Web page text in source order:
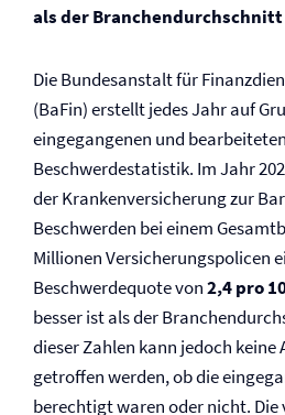
als der Branchendurchschnitt
Die Bundesanstalt für
(BaFin) erstellt jedes Jahr auf
eingegangenen und
Beschwerdestatistik. Im Jahr
der Kranken­versicherung zur
Beschwerden bei einem
Millionen Versicherungspolicen
Beschwerdequote von2,4 pro
besser ist als der
dieser Zahlen kann jedoch keine
getroffen werden, ob die
berechtigt waren oder nicht.